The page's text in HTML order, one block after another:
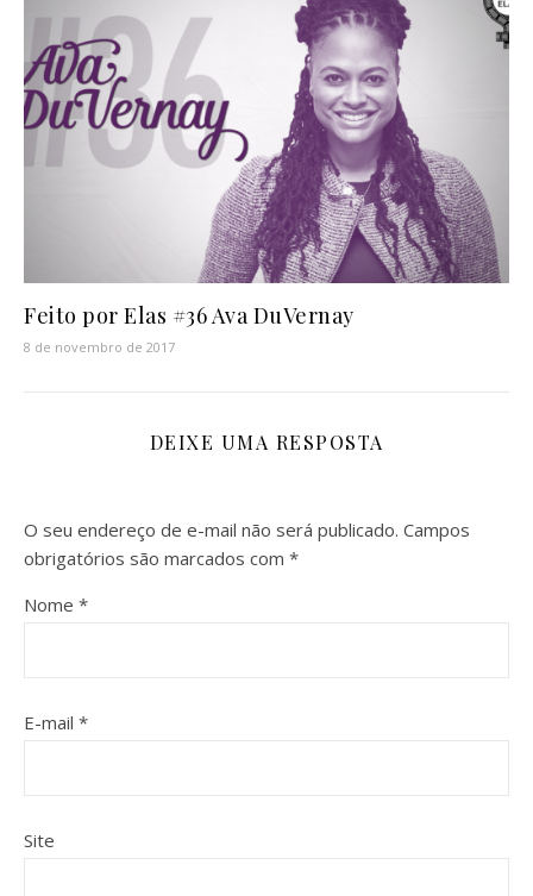
Feito por Elas #36 Ava DuVernay
8 de novembro de 2017
DEIXE UMA RESPOSTA
O seu endereço de e-mail não será publicado. Campos
obrigatórios são marcados com *
Nome *
E-mail *
Site